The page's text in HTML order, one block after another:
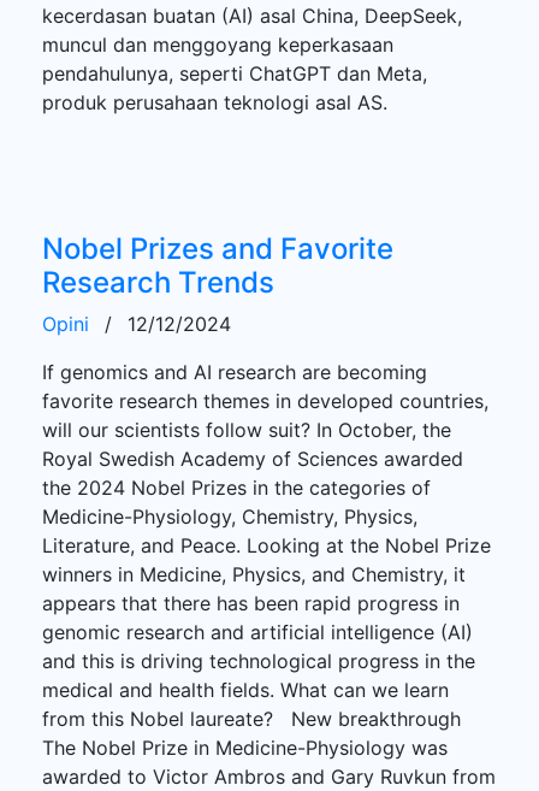
kecerdasan buatan (AI) asal China, DeepSeek,
muncul dan menggoyang keperkasaan
pendahulunya, seperti ChatGPT dan Meta,
produk perusahaan teknologi asal AS.
Nobel Prizes and Favorite
Research Trends
Opini /
12/12/2024
If genomics and AI research are becoming
favorite research themes in developed countries,
will our scientists follow suit? In October, the
Royal Swedish Academy of Sciences awarded
the 2024 Nobel Prizes in the categories of
Medicine-Physiology, Chemistry, Physics,
Literature, and Peace. Looking at the Nobel Prize
winners in Medicine, Physics, and Chemistry, it
appears that there has been rapid progress in
genomic research and artificial intelligence (AI)
and this is driving technological progress in the
medical and health fields. What can we learn
from this Nobel laureate? New breakthrough
The Nobel Prize in Medicine-Physiology was
awarded to Victor Ambros and Gary Ruvkun from